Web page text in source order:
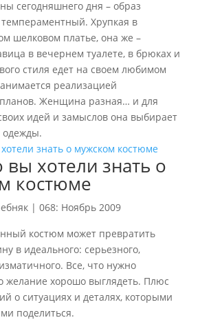
сегодняшнего дня – образ
Хрупкая в
шелковом платье, она же –
в вечернем туалете, в брюках и
стиля едет на своем любимом
реализацией
Женщина разная… и для
идей и замыслов она выбирает
одежды.
вы хотели знать о
костюме
| 068: Ноябрь 2009
костюм может превратить
в идеального: серьезного,
Все, что нужно
желание хорошо выглядеть. Плюс
о ситуациях и деталях, которыми
поделиться.